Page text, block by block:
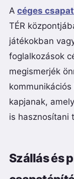
A céges
TÉR
játékokban
foglalkozások
megismerjék
kapjanak,
is hasznosítani
Szállás és